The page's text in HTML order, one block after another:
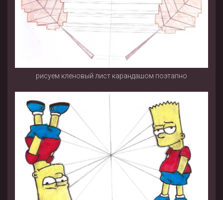
рисуем кленовый лист карандашом поэтапно